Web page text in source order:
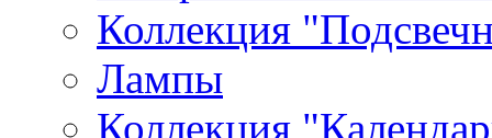
Коллекция
Лампы
Коллекция